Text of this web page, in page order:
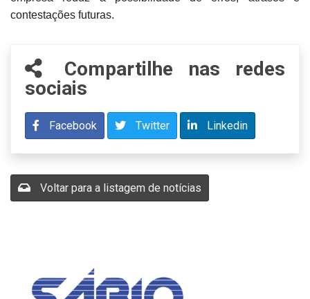
contestações futuras.
Compartilhe nas redes
sociais
Facebook Twitter Linkedin
Voltar para a listagem de notícias